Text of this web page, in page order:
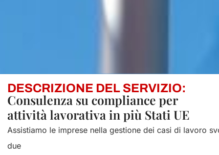
DESCRIZIONE DEL SERVIZIO:
Consulenza su compliance per
attività lavorativa in più Stati UE
Assistiamo le imprese nella gestione dei casi di lavoro
due